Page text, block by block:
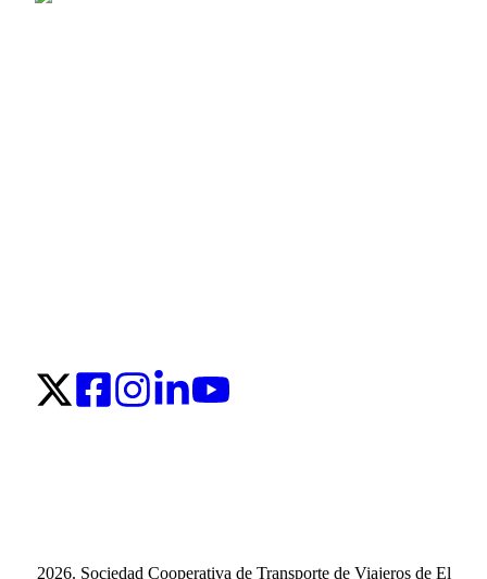
2026. Sociedad Cooperativa de Transporte de Viajeros de El